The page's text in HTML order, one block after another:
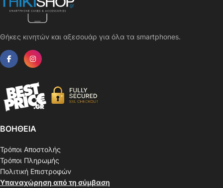
Θήκες κινητών και αξεσουάρ για όλα τα smartphones.
ΒΟΗΘΕΙΑ
Τρόποι Αποστολής
Τρόποι Πληρωμής
Πολιτική Επιστροφών
Υπαναχώρηση από τη σύμβαση